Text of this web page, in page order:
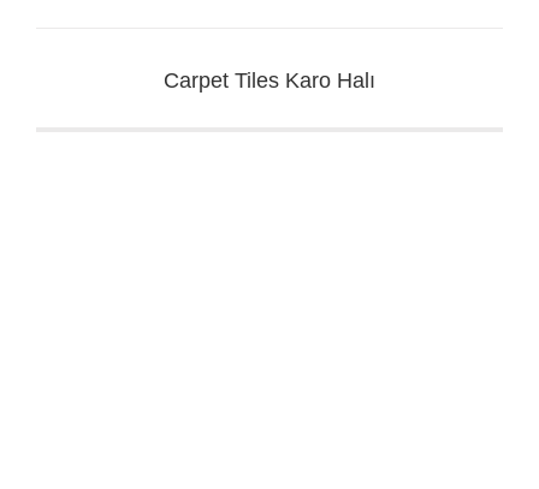
Carpet Tiles Karo Halı